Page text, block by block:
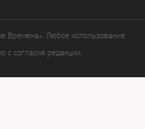
Времена». Любое использование
с согласия редакции.